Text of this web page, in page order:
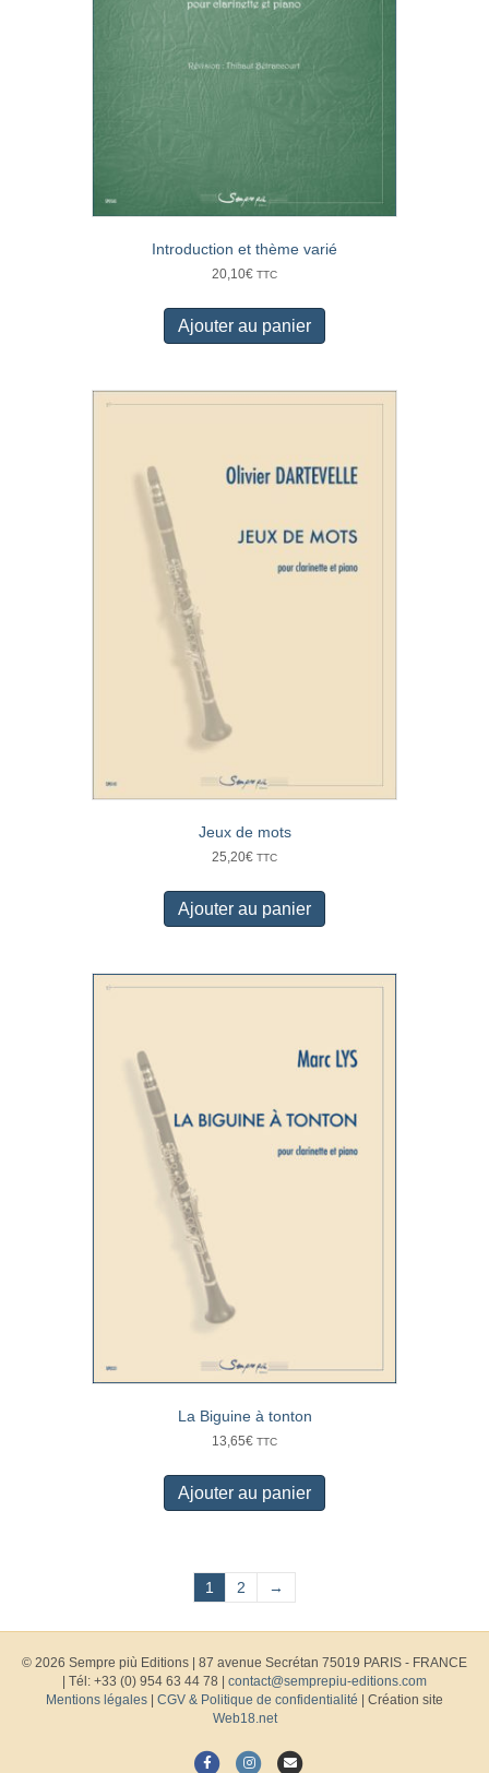
Introduction et thème varié
20,10€ TTC
Ajouter au panier
Jeux de mots
25,20€ TTC
Ajouter au panier
La Biguine à tonton
13,65€ TTC
Ajouter au panier
1 2 →
© 2026 Sempre più Editions
87 avenue Secrétan 75019 PARIS - FRANCE
| Tél: +33 (0) 954 63 44 78 | contact@semprepiu-editions.com
Mentions légales
CGV & Politique de confidentialité | Création site
Web18.net
F I E